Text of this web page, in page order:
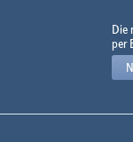
Die
per